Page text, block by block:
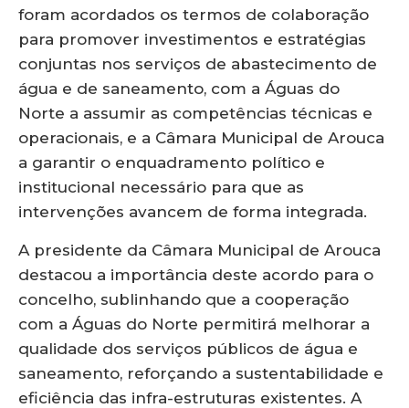
foram acordados os termos de colaboração
para promover investimentos e estratégias
conjuntas nos serviços de abastecimento de
água e de saneamento, com a Águas do
Norte a assumir as competências técnicas e
operacionais, e a Câmara Municipal de Arouca
a garantir o enquadramento político e
institucional necessário para que as
intervenções avancem de forma integrada.
A presidente da Câmara Municipal de Arouca
destacou a importância deste acordo para o
concelho, sublinhando que a cooperação
com a Águas do Norte permitirá melhorar a
qualidade dos serviços públicos de água e
saneamento, reforçando a sustentabilidade e
eficiência das infra-estruturas existentes. A